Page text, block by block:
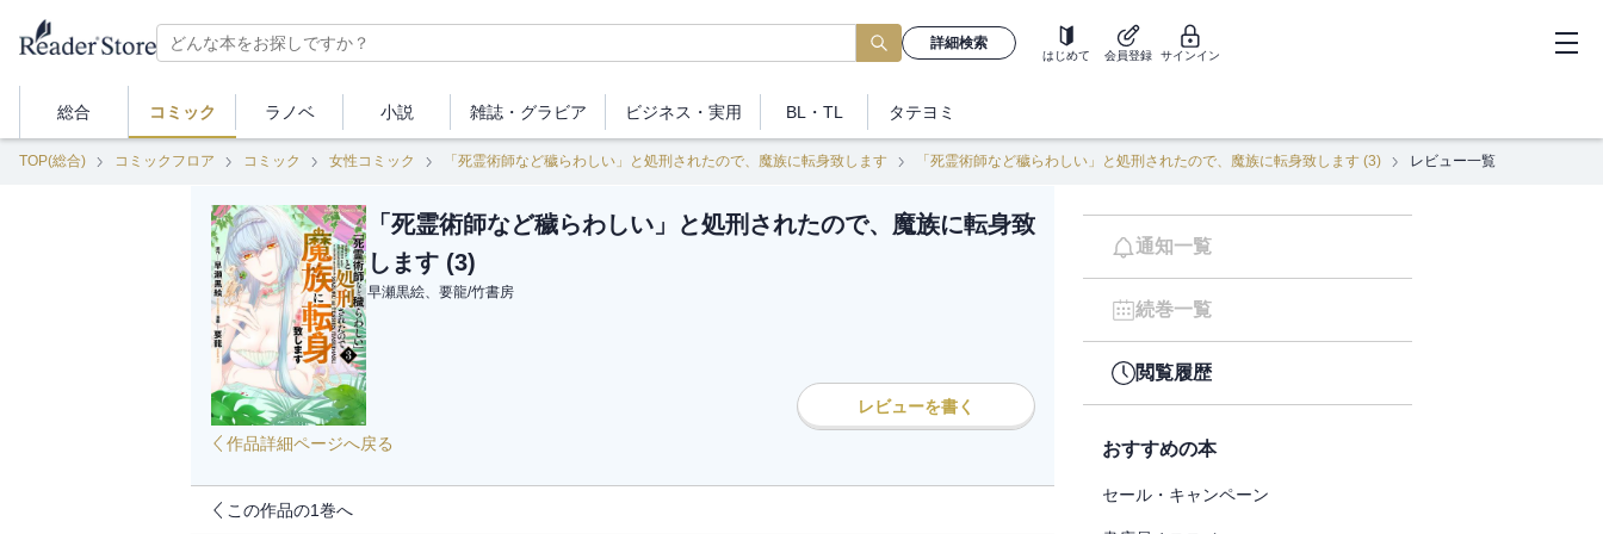
詳細検索
はじめて 会員登録 サインイン
総合 コミック ラノベ 小説 雑誌・ グラビア ビジネス ・実用 BL・TL タテヨミ
TOP(総合) コミックフロア コミック 女性コミック 「死霊術師など穢らわしい」と処刑されたので、魔族に転身致します 「死霊術師など穢らわしい」と処刑されたので、魔族に転身致します (3) レビュー一覧
「死霊術師など穢らわしい」と処刑されたので、魔族に転身致
します (3)
早瀬黒絵、要龍/竹書房
レビューを書く
作品詳細ページへ戻る
この作品の1巻へ
通知一覧
続巻一覧
閲覧履歴
おすすめの本
セール・キャンペーン